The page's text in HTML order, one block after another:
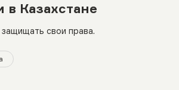
Казахстане
свои права.